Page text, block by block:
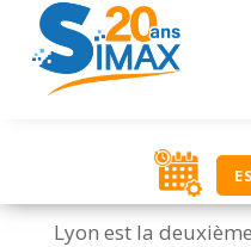
Lyon est la